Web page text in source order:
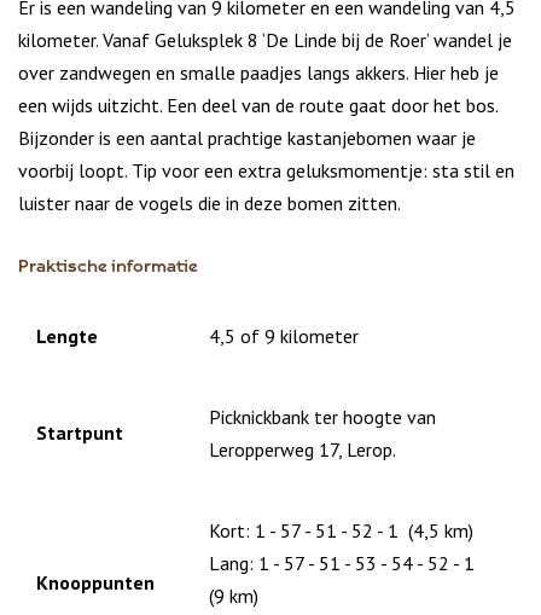
Er is een wandeling van 9 kilometer en een wandeling van 4,5
kilometer. Vanaf Geluksplek 8 ‘De Linde bij de Roer’ wandel je
over zandwegen en smalle paadjes langs akkers. Hier heb je
een wijds uitzicht. Een deel van de route gaat door het bos.
Bijzonder is een aantal prachtige kastanjebomen waar je
voorbij loopt. Tip voor een extra geluksmomentje: sta stil en
luister naar de vogels die in deze bomen zitten.
Praktische informatie
Lengte 4,5 of 9 kilometer
Startpunt
Picknickbank ter hoogte van
Leropperweg 17, Lerop.
Knooppunten
Kort: 1 - 57 - 51 - 52 - 1 (4,5 km)
Lang: 1 - 57 - 51 - 53 - 54 - 52 - 1
(9 km)